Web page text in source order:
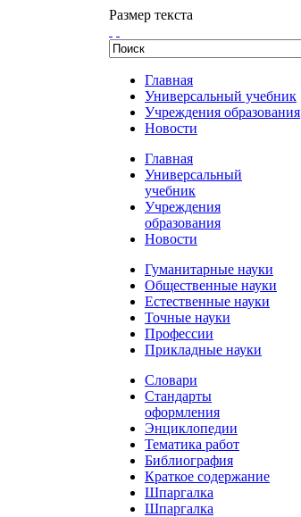
Размер текста
Главная
Универсальный учебник
Учреждения образования
Новости
Главная
Универсальный
учебник
Учреждения
образования
Новости
Гуманитарные науки
Общественные науки
Естественные науки
Точные науки
Профессии
Прикладные науки
Словари
Стандарты
оформления
Энциклопедии
Тематика работ
Библиография
Краткое содержание
Шпаргалка
Шпаргалка